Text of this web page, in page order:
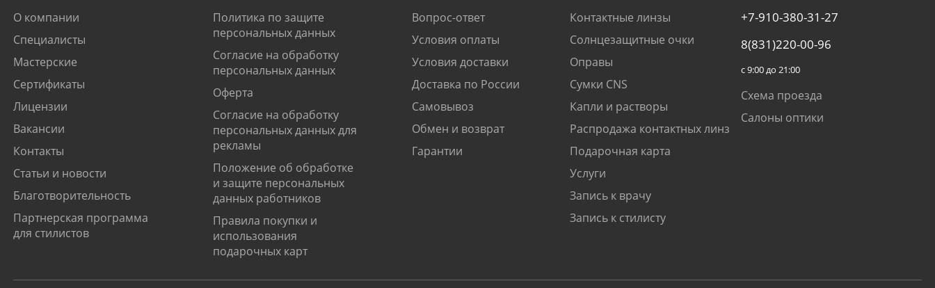
О компании
Специалисты
Мастерские
Сертификаты
Лицензии
Вакансии
Контакты
Статьи и новости
Благотворительность
Партнерская программа
для стилистов
Политика по защите
персональных данных
Согласие на обработку
персональных данных
Оферта
Согласие на обработку
персональных данных для
рекламы
Положение об обработке
и защите персональных
данных работников
Правила покупки и
использования
подарочных карт
Вопрос-ответ
Условия оплаты
Условия доставки
Доставка по России
Самовывоз
Обмен и возврат
Гарантии
Контактные линзы
Солнцезащитные очки
Оправы
Сумки CNS
Капли и растворы
Распродажа контактных линз
Подарочная карта
Услуги
Запись к врачу
Запись к стилисту
+7-910-380-31-27
8(831)220-00-96
с 9:00 до 21:00
Схема проезда
Салоны оптики